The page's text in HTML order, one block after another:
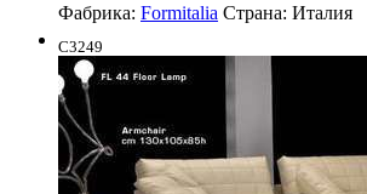
Фабрика: Formitalia Страна: Италия
C3249